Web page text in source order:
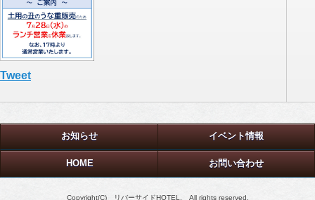
Tweet
お知らせ イベント情報
HOME お問い合わせ
Copyright(C) リバーサイドHOTEL. All rights reserved.